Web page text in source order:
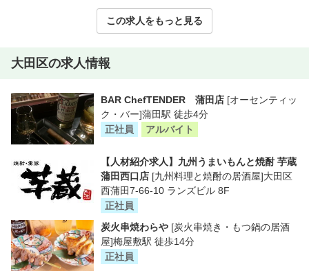
この求人をもっと見る
大田区の求人情報
BAR ChefTENDER 蒲田店 [オーセンティッ
ク・バー]蒲田駅 徒歩4分
正社員
アルバイト
【人材紹介求人】九州うまいもんと焼酎 芋蔵
蒲田西口店 [九州料理と焼酎の居酒屋]大田区
西蒲田7-66-10 ランズビル 8F
正社員
炭火串焼わらや [炭火串焼き・もつ鍋の居酒
屋]梅屋敷駅 徒歩14分
正社員